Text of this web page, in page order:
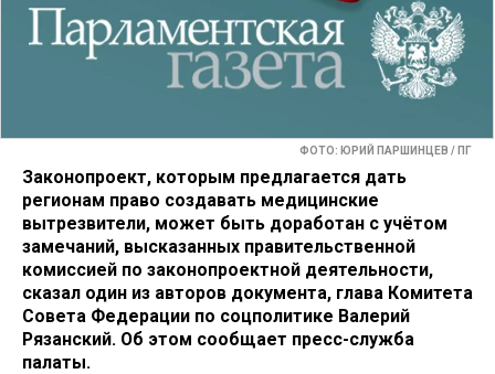
ФОТО: ЮРИЙ ПАРШИНЦЕВ / ПГ
Законопроект, которым предлагается дать
регионам право создавать медицинские
вытрезвители, может быть доработан с учётом
замечаний, высказанных правительственной
комиссией по законопроектной деятельности,
сказал один из авторов документа, глава Комитета
Совета Федерации по соцполитике Валерий
Рязанский. Об этом сообщает пресс-служба
палаты.